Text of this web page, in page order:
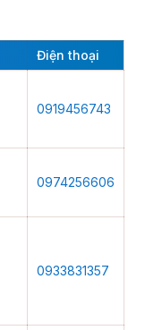
Điện thoại
0919456743
0974256606
0933831357